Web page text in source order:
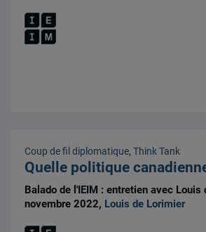
Coup de fil diplomatique,Think Tank
Quelle politique
Balado de l'IEIM : entretien avec Louis
novembre 2022, Louis de Lorimier